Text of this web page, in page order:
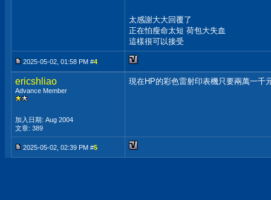
太感謝大大回覆了
正在怕瘦命太短 荷包大失血
這樣很可以接受
2025-05-02, 01:58 PM #4
ericshliao
Advance Member
加入日期: Aug 2004
文章: 389
現在HP的彩色雷射印表機只要兩萬一千
2025-05-02, 02:39 PM #5